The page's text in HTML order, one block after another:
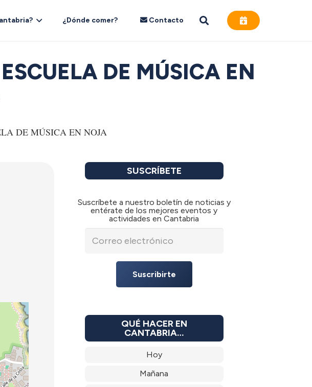
¿Dónde comer? Contacto
DE MÚSICA EN
SUSCRÍBETE
Suscríbete a nuestro boletín de noticias y
entérate de los mejores eventos y
actividades en Cantabria
Suscribirte
QUÉ HACER EN
CANTABRIA…
Hoy
Mañana